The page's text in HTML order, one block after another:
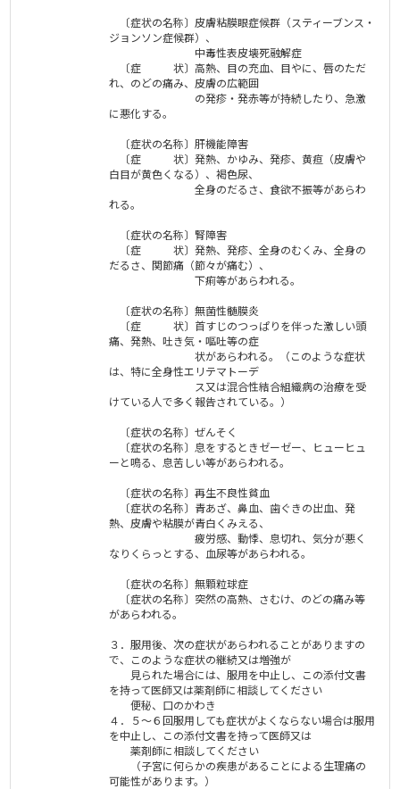
〔症状の名称〕皮膚粘膜眼症候群（スティーブンス・
ジョンソン症候群）、
中毒性表皮壊死融解症
〔症 状〕高熱、目の充血、目やに、唇のただ
れ、のどの痛み、皮膚の広範囲
の発疹・発赤等が持続したり、急激
に悪化する。
〔症状の名称〕肝機能障害
〔症 状〕発熱、かゆみ、発疹、黄疸（皮膚や
白目が黄色くなる）、褐色尿、
全身のだるさ、食欲不振等があらわ
れる。
〔症状の名称〕腎障害
〔症 状〕発熱、発疹、全身のむくみ、全身の
だるさ、関節痛（節々が痛む）、
下痢等があらわれる。
〔症状の名称〕無菌性髄膜炎
〔症 状〕首すじのつっぱりを伴った激しい頭
痛、発熱、吐き気・嘔吐等の症
状があらわれる。（このような症状
は、特に全身性エリテマトーデ
ス又は混合性結合組織病の治療を受
けている人で多く報告されている。）
〔症状の名称〕ぜんそく
〔症状の名称〕息をするときゼーゼー、ヒューヒュ
ーと鳴る、息苦しい等があらわれる。
〔症状の名称〕再生不良性貧血
〔症状の名称〕青あざ、鼻血、歯ぐきの出血、発
熱、皮膚や粘膜が青白くみえる、
疲労感、動悸、息切れ、気分が悪く
なりくらっとする、血尿等があらわれる。
〔症状の名称〕無顆粒球症
〔症状の名称〕突然の高熱、さむけ、のどの痛み等
があらわれる。
３．服用後、次の症状があらわれることがありますの
で、このような症状の継続又は増強が
見られた場合には、服用を中止し、この添付文書
を持って医師又は薬剤師に相談してください
便秘、口のかわき
４．５～６回服用しても症状がよくならない場合は服用
を中止し、この添付文書を持って医師又は
薬剤師に相談してください
（子宮に何らかの疾患があることによる生理痛の
可能性があります。）